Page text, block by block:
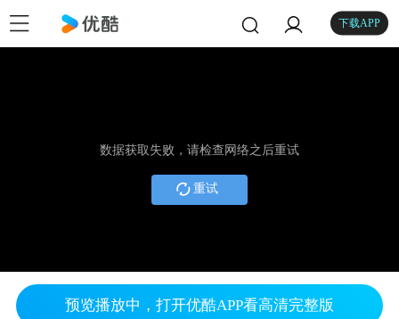
下载APP
数据获取失败，请检查网络之后重试
重试
预览播放中，打开优酷APP看高清完整版